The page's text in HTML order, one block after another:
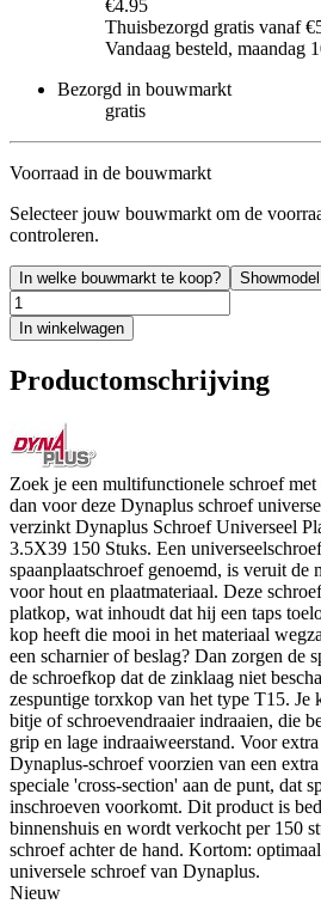
€4.95
Thuisbezorgd gratis vanaf
Vandaag besteld, maandag
Bezorgd in bouwmarkt
gratis
Voorraad in de bouwmarkt
Selecteer jouw bouwmarkt om de
controleren.
In welke bouwmarkt te koop?
In winkelwagen
Productomschrijving
Zoek je een multifunctionele schroef
dan voor deze Dynaplus schroef
verzinkt Dynaplus Schroef Universeel
3.5X39 150 Stuks. Een
spaanplaatschroef genoemd, is veruit de
voor hout en plaatmateriaal. Deze
platkop, wat inhoudt dat hij een taps
kop heeft die mooi in het materiaal
een scharnier of beslag? Dan zorgen de
de schroefkop dat de zinklaag niet
zespuntige torxkop van het type T15. Je
bitje of schroevendraaier indraaien, die
grip en lage indraaiweerstand. Voor
Dynaplus-schroef voorzien van een
speciale 'cross-section' aan de punt, dat
inschroeven voorkomt. Dit product is
binnenshuis en wordt verkocht per 150
schroef achter de hand. Kortom:
universele schroef van Dynaplus.
Nieuw